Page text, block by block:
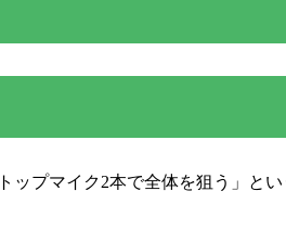
ップマイク2本で全体を狙う」と